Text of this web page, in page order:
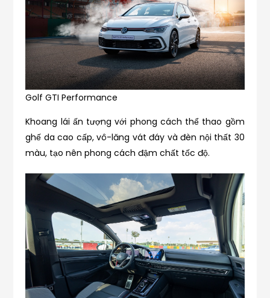
Golf GTI Performance
Khoang lái ấn tượng với phong cách thể thao gồm
ghế da cao cấp, vô-lăng vát đáy và đèn nội thất 30
màu, tạo nên phong cách đậm chất tốc độ.